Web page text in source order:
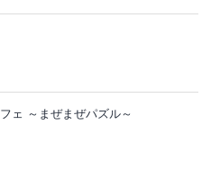
ェ ～まぜまぜパズル～